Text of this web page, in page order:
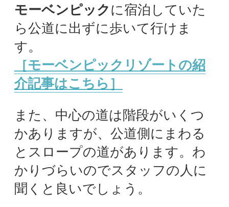
モーベンピックに宿泊していた
ら公道に出ずに歩いて行けま
す。
［モーベンピックリゾートの紹
介記事はこちら］
また、中心の道は階段がいくつ
かありますが、公道側にまわる
とスロープの道があります。わ
かりづらいのでスタッフの人に
聞くと良いでしょう。